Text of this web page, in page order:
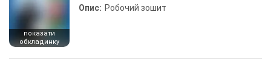
показати
обкладинку
Опис: Робочий зошит